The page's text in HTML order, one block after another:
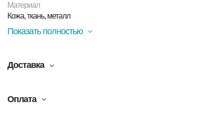
Материал
Кожа, ткань, металл
Показать полностью
Доставка
Оплата